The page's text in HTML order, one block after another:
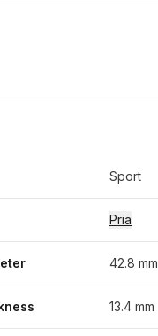
Sport
Pria
42.8 mm
13.4 mm